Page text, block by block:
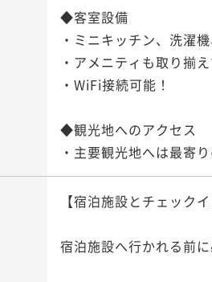
◆客室設備
・ミニキッチン、洗濯
・アメニティも取り揃え
・WiFi接続可能！
◆観光地へのアクセス
・主要観光地へは最寄
【宿泊施設とチェック
宿泊施設へ行かれる前